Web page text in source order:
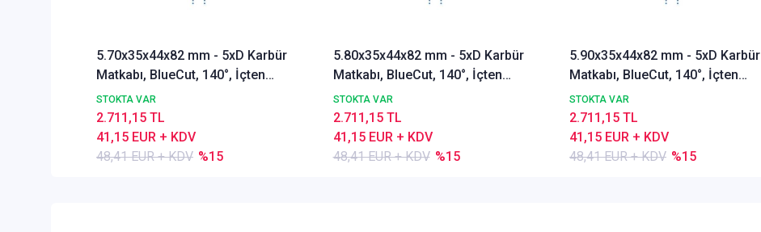
5.70x35x44x82 mm - 5xD Karbür
Matkabı, BlueCut, 140°, İçten
Soğutmalı
STOKTA VAR
48,41 EUR + KDV %15
41,15 EUR + KDV
2.711,15 TL
5.80x35x44x82 mm - 5xD Karbür
Matkabı, BlueCut, 140°, İçten
Soğutmalı
STOKTA VAR
48,41 EUR + KDV %15
41,15 EUR + KDV
2.711,15 TL
5.90x35x44x82 mm - 5xD Karbür
Matkabı, BlueCut, 140°, İçten
Soğutmalı
STOKTA VAR
48,41 EUR + KDV %15
41,15 EUR + KDV
2.711,15 TL